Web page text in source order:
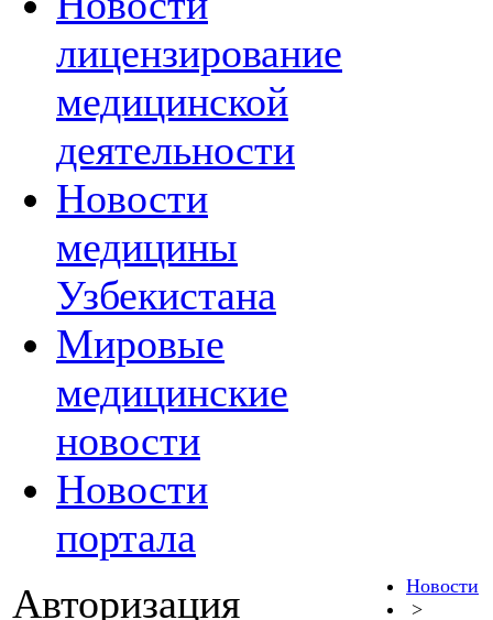
лицензирование
медицинской
деятельности
Новости
медицины
Узбекистана
Мировые
медицинские
новости
Новости
портала
Авторизация
Новости
>